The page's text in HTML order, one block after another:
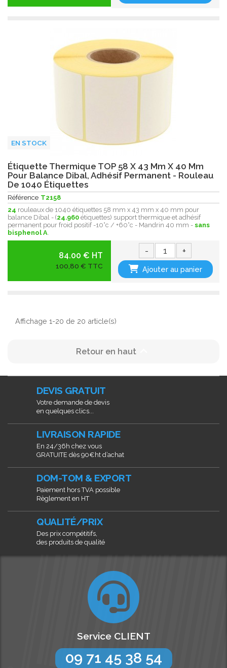
EN STOCK
Étiquette Thermique TOP 58 X 43 Mm X 40 Mm
Pour Balance Dibal, Adhésif Permanent - Rouleau
De 1040 Étiquettes
Référence T2158
24 rouleaux de 1040 étiquettes 58 mm x 43 mm x 40 mm pour
balance Dibal - (24.960 étiquettes) support thermique et adhésif
permanent pour froid positif -10°c / +60°c - Mandrin 40 mm - sans
bisphenol A.
84.00 € HT
100,80 € TTC
- +
Ajouter au panier
Affichage 1-20 de 20 article(s)
Retour en haut
DEVIS GRATUIT
Votre demande de devis
en quelques clics...
LIVRAISON RAPIDE
En 24/36h chez vous
GRATUITE dès 90€ht d’achat
DOM-TOM & EXPORT
Paiement hors TVA possible
Règlement en HT
QUALITÉ/PRIX
Des prix compétitifs,
des produits de qualité
Service CLIENT
09 71 45 38 54